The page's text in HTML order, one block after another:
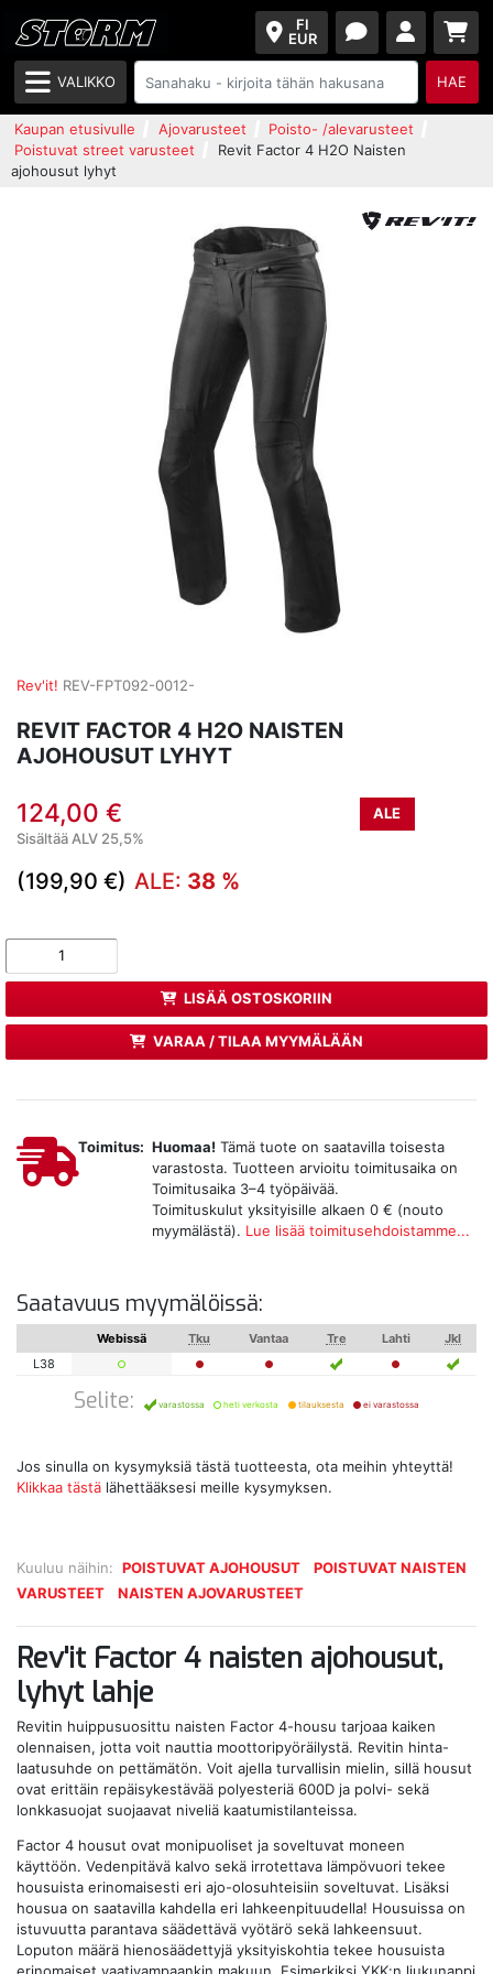
FI
EUR
VALIKKO HAE
Kaupan etusivulle Ajovarusteet
Poisto- /alevarusteet
Poistuvat street varusteet
Revit Factor 4 H2O Naisten
ajohousut lyhyt
Rev'it! REV-FPT092-0012-
REVIT FACTOR 4 H2O NAISTEN
AJOHOUSUT LYHYT
124,00 €
ALE
Sisältää ALV 25,5%
(199,90 €) ALE: 38 %
LISÄÄ OSTOSKORIIN
VARAA / TILAA MYYMÄLÄÄN
Kuuluu näihin: POISTUVAT AJOHOUSUT
POISTUVAT NAISTEN
VARUSTEET
NAISTEN AJOVARUSTEET
Toimitus: Huomaa! Tämä tuote on saatavilla toisesta
varastosta. Tuotteen arvioitu toimitusaika on
Toimitusaika 3–4 työpäivää.
Toimituskulut yksityisille alkaen 0 € (nouto
myymälästä). Lue lisää toimitusehdoistamme...
Saatavuus myymälöissä:
Webissä Tku Vantaa Tre Lahti
Jkl
L38
Selite: varastossa heti verkosta tilauksesta ei varastossa
Jos sinulla on kysymyksiä tästä tuotteesta, ota meihin yhteyttä!
Klikkaa tästä lähettääksesi meille kysymyksen.
Rev'it Factor 4 naisten ajohousut,
lyhyt lahje
Revitin huippusuosittu naisten Factor 4-housu tarjoaa kaiken
olennaisen, jotta voit nauttia moottoripyöräilystä. Revitin hinta-
laatusuhde on pettämätön. Voit ajella turvallisin mielin, sillä housut
ovat erittäin repäisykestävää polyesteriä 600D ja polvi- sekä
lonkkasuojat suojaavat niveliä kaatumistilanteissa.
Factor 4 housut ovat monipuoliset ja soveltuvat moneen
käyttöön. Vedenpitävä kalvo sekä irrotettava lämpövuori tekee
housuista erinomaisesti eri ajo-olosuhteisiin soveltuvat. Lisäksi
housua on saatavilla kahdella eri lahkeenpituudella! Housuissa on
istuvuutta parantava säädettävä vyötärö sekä lahkeensuut.
Loputon määrä hienosäädettyjä yksityiskohtia tekee housuista